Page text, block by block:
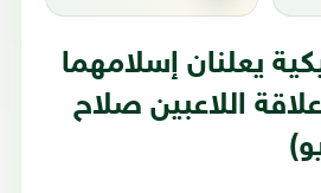
يعلنان إسلامهما
اللاعبين صلاح